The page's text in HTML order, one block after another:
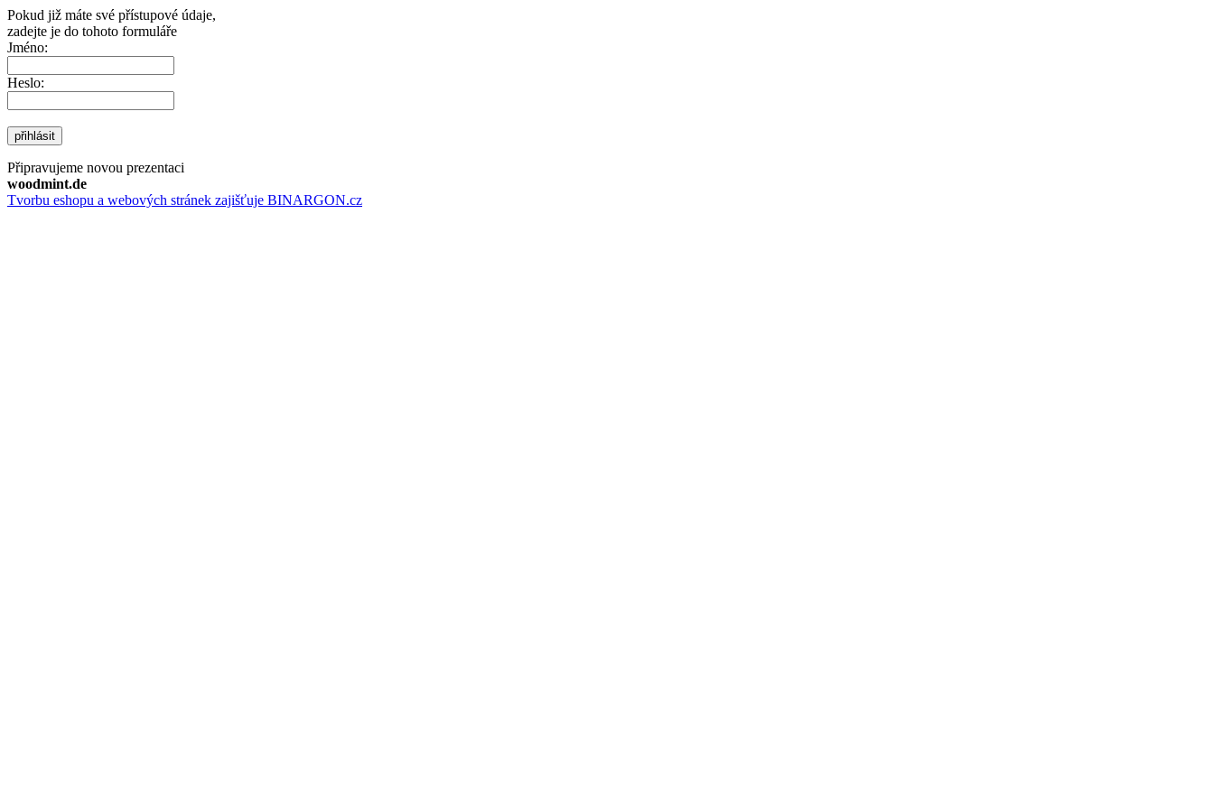
Pokud již máte své přístupové údaje,
zadejte je do tohoto formuláře
Jméno:
Heslo:
přihlásit
Připravujeme novou prezentaci
woodmint.de
Tvorbu eshopu a webových stránek zajišťuje BINARGON.cz